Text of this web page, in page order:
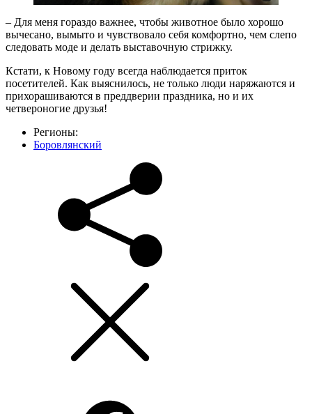
– Для меня гораздо важнее, чтобы животное было хорошо
вычесано, вымыто и чувствовало себя комфортно, чем слепо
следовать моде и делать выставочную стрижку.
Кстати, к Новому году всегда наблюдается приток
посетителей. Как выяснилось, не только люди наряжаются и
прихорашиваются в преддверии праздника, но и их
четвероногие друзья!
Регионы:
Боровлянский